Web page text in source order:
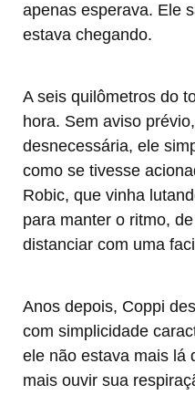
apenas esperava. Ele
estava chegando.
A seis quilômetros do
hora. Sem aviso
desnecessária, ele
como se tivesse
Robic, que vinha
para manter o ritmo,
distanciar com uma
Anos depois, Coppi
com simplicidade
ele não estava mais lá
mais ouvir sua